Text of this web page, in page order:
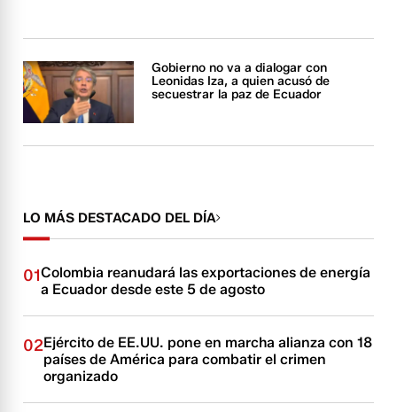
Gobierno no va a dialogar con
Leonidas Iza, a quien acusó de
secuestrar la paz de Ecuador
LO MÁS DESTACADO DEL DÍA
01Colombia reanudará las exportaciones de energía
a Ecuador desde este 5 de agosto
02Ejército de EE.UU. pone en marcha alianza con 18
países de América para combatir el crimen
organizado